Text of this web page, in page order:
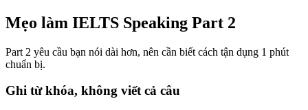
Mẹo làm IELTS Speaking Part 2
Part 2 yêu cầu bạn nói dài hơn, nên cần biết cách tận dụng 1 phút
chuẩn bị.
Ghi từ khóa, không viết cả câu